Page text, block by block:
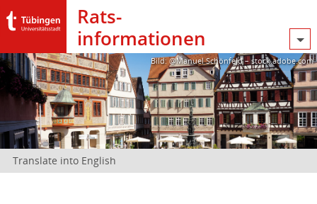
Rats­
informationen
Bild: @Manuel Schönfeld – stock.adobe.com
Translate into English